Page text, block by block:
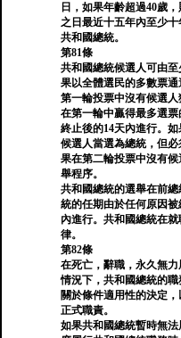
日，如果年齡超過40歲
之日最近十五年內至少
共和國總統。
第81條
共和國總統候選人可由
果以全體選民的多數票
第一輪投票中沒有候選
在第一輪中贏得最多選
終止後的14天內進行。
候選人當選為總統，但
果在第二輪投票中沒有
舉程序。
共和國總統的選舉在前
統的任期由於任何原因
內進行。共和國總統在
律。
第82條
在死亡，辭職，永久無
情況下，共和國總統的職
關於條件適用性的決定
正式職責。
如果共和國總統暫時無